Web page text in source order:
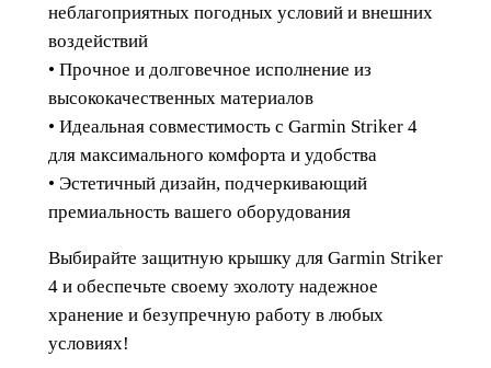
m
i
n
неблагоприятных погодных условий и внешних
воздействий
• Прочное и долговечное исполнение из
высококачественных материалов
• Идеальная совместимость с Garmin Striker 4
для максимального комфорта и удобства
• Эстетичный дизайн, подчеркивающий
премиальность вашего оборудования
Выбирайте защитную крышку для Garmin Striker
4 и обеспечьте своему эхолоту надежное
хранение и безупречную работу в любых
условиях!